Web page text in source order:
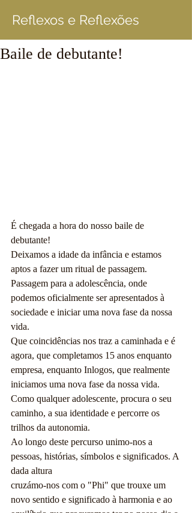
Reflexos e Reflexões
Baile de debutante!
É chegada a hora do nosso baile de
debutante!
Deixamos a idade da infância e estamos
aptos a fazer um ritual de passagem.
Passagem para a adolescência, onde
podemos oficialmente ser apresentados à
sociedade e iniciar uma nova fase da nossa
vida.
Que coincidências nos traz a caminhada e é
agora, que completamos 15 anos enquanto
empresa, enquanto Inlogos, que realmente
iniciamos uma nova fase da nossa vida.
Como qualquer adolescente, procura o seu
caminho, a sua identidade e percorre os
trilhos da autonomia.
Ao longo deste percurso unimo-nos a
pessoas, histórias, símbolos e significados. A
dada altura
cruzámo-nos com o "Phi" que trouxe um
novo sentido e significado à harmonia e ao